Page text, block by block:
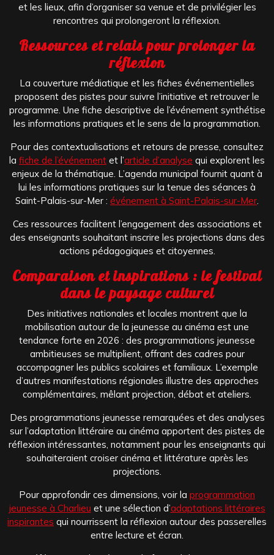
et les lieux, afin d’organiser sa venue et de privilégier les
rencontres qui prolongeront la réflexion.
Ressources et relais pour prolonger la
réflexion
La couverture médiatique et les fiches événementielles
proposent des pistes pour suivre l’initiative et retrouver le
programme. Une fiche descriptive de l’événement synthétise
les informations pratiques et le sens de la programmation.
Pour des contextualisations et retours de presse, consultez
la fiche de l’événement et l’article d’analyse qui explorent les
enjeux de la thématique. L’agenda municipal fournit quant à
lui les informations pratiques sur la tenue des séances à
Saint-Palais-sur-Mer : événement à Saint-Palais-sur-Mer.
Ces ressources facilitent l’engagement des associations et
des enseignants souhaitant inscrire les projections dans des
actions pédagogiques et citoyennes.
Comparaison et inspirations : le festival
dans le paysage culturel
Des initiatives nationales et locales montrent que la
mobilisation autour de la jeunesse au cinéma est une
tendance forte en 2026 : des programmations jeunesse
ambitieuses se multiplient, offrant des cadres pour
accompagner les publics scolaires et familiaux. L’exemple
d’autres manifestations régionales illustre des approches
complémentaires, mêlant projection, débat et ateliers.
Des programmations jeunesse remarquées et des analyses
sur l’adaptation littéraire au cinéma apportent des pistes de
réflexion intéressantes, notamment pour les enseignants qui
souhaiteraient croiser cinéma et littérature après les
projections.
Pour approfondir ces dimensions, voir la programmation
jeunesse à Charlieu et une sélection d’adaptations littéraires
inspirantes qui nourrissent la réflexion autour des passerelles
entre lecture et écran.